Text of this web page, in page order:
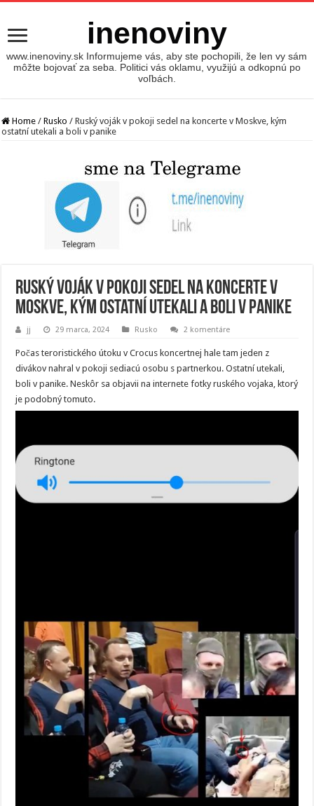
inenoviny
www.inenoviny.sk Informujeme vás, aby ste pochopili, že len vy sám
môžte bojovať za seba. Politici vás oklamu, využijú a odkopnú po
voľbách.
Home / Rusko / Ruský voják v pokoji sedel na koncerte v Moskve, kým
ostatní utekali a boli v panike
Ruský voják v pokoji sedel na koncerte v
Moskve, kým ostatní utekali a boli v panike
jj 29 marca, 2024 Rusko 2 komentáre
Počas teroristického útoku v Crocus koncertnej hale tam jeden z
divákov nahral v pokoji sediacú osobu s partnerkou. Ostatní utekali,
boli v panike. Neskôr sa objavii na internete fotky ruského vojaka, ktorý
je podobný tomuto.